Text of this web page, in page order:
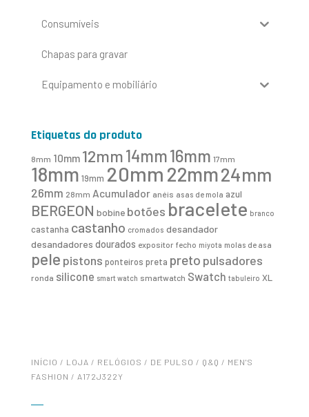
Consumíveis
Chapas para gravar
Equipamento e mobiliário
Etiquetas do produto
8mm 10mm 12mm14mm16mm 17mm
18mm 19mm 20mm 22mm24mm
26mm 28mm Acumulador anéis asas de mola azul
BERGEON bobine botões bracelete branco
castanha castanho cromados desandador
desandadores dourados expositor fecho miyota molas de asa
pele pistons ponteiros preta preto pulsadores
ronda silicone smart watch smartwatch Swatch tabuleiro XL
INÍCIO / LOJA / RELÓGIOS / DE PULSO / Q&Q / MEN'S
FASHION / A172J322Y